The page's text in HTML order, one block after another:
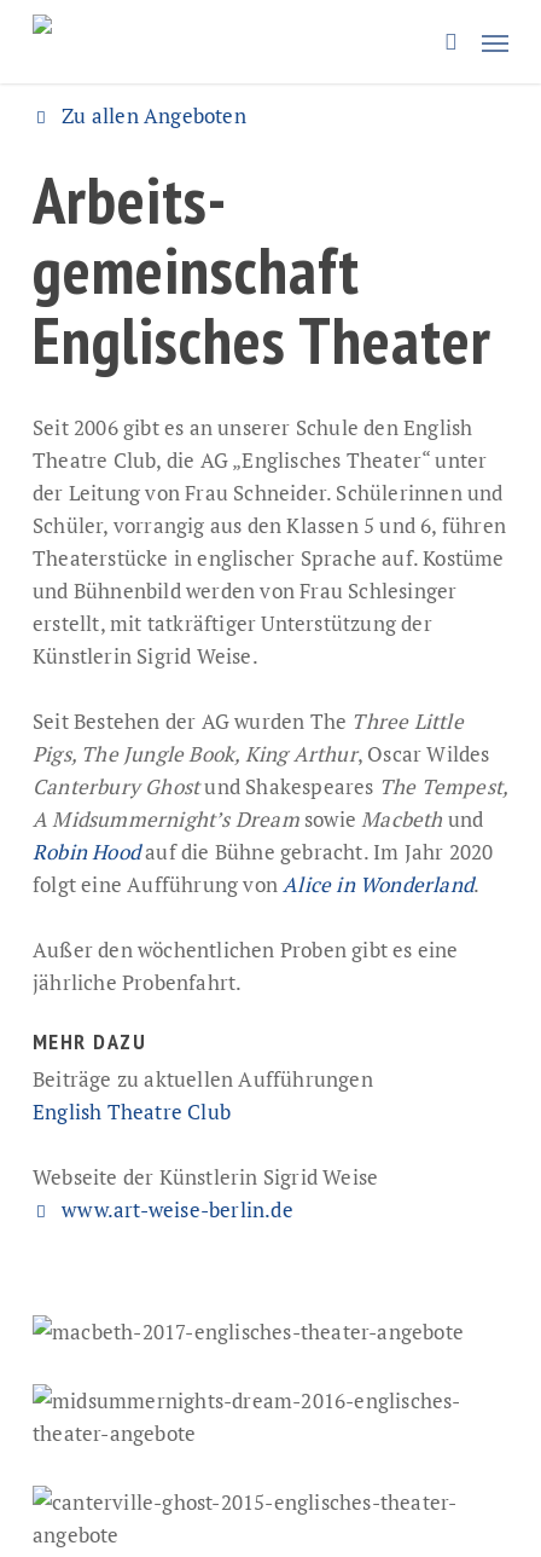
Skip
content
search
Menü
Zu allen Angeboten
Arbeits­
gemeinschaft
Englisches Theater
Seit 2006 gibt es an unserer Schule den English
Theatre Club, die AG „Englisches Theater“ unter
der Leitung von Frau Schneider. Schülerinnen und
Schüler, vorrangig aus den Klassen 5 und 6, führen
Theaterstücke in englischer Sprache auf. Kostüme
und Bühnenbild werden von Frau Schlesinger
erstellt, mit tatkräftiger Unterstützung der
Künstlerin Sigrid Weise.
Seit Bestehen der AG wurden The Three Little
Pigs, The Jungle Book, King Arthur, Oscar Wildes
Canterbury Ghostund Shakespeares The Tempest,
A Midsummernight’s DreamsowieMacbeth und
Robin Hoodauf die Bühne gebracht. Im Jahr 2020
folgt eine Aufführung vonAlice in Wonderland.
Außer den wöchentlichen Proben gibt es eine
jährliche Probenfahrt.
MEHR DAZU
Beiträge zu aktuellen Aufführungen
English Theatre Club
Webseite der Künstlerin Sigrid Weise
www.art-weise-berlin.de